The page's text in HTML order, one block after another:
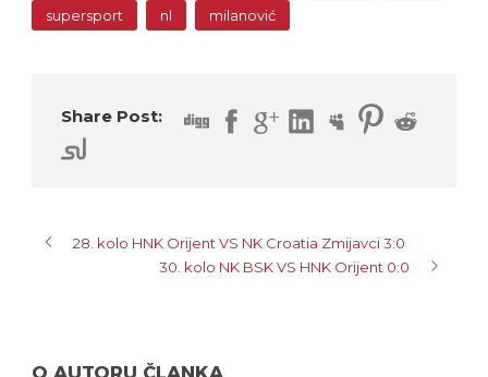
supersport
nl milanović
Share Post:
28. kolo HNK Orijent VS NK Croatia Zmijavci 3:0
30. kolo NK BSK VS HNK Orijent 0:0